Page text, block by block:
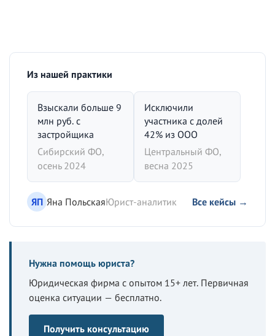
Из нашей практики
Взыскали больше 9
млн руб. с
застройщика
Сибирский ФО,
осень 2024
Исключили
участника с долей
42% из ООО
Центральный ФО,
весна 2025
ЯП Яна ПольскаяЮрист-аналитик Все кейсы →
Нужна помощь юриста?
Юридическая фирма с опытом 15+ лет. Первичная
оценка ситуации — бесплатно.
Получить консультацию